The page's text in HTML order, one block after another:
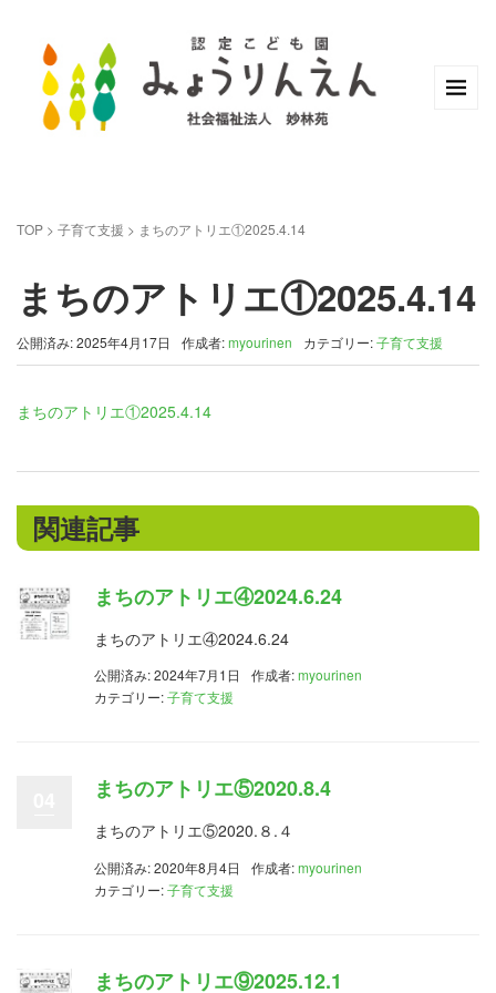
TOP > 子育て支援 > まちのアトリエ①2025.4.14
まちのアトリエ①2025.4.14
公開済み: 2025年4月17日 作成者:myourinen カテゴリー:子育て支援
まちのアトリエ①2025.4.14
関連記事
まちのアトリエ④2024.6.24
まちのアトリエ④2024.6.24
公開済み: 2024年7月1日 作成者:myourinen
カテゴリー:子育て支援
まちのアトリエ⑤2020.8.4
まちのアトリエ⑤2020.８.４
公開済み: 2020年8月4日 作成者:myourinen
カテゴリー:子育て支援
まちのアトリエ⑨2025.12.1